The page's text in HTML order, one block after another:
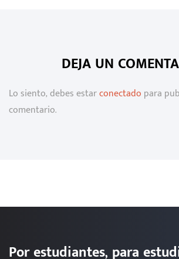
DEJA UN
Lo siento, debes estarconectado para
comentario.
Por estudiantes, para